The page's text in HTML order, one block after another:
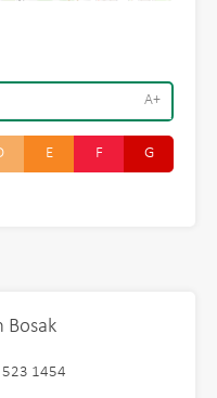
A+
E F G
Bosak
1454